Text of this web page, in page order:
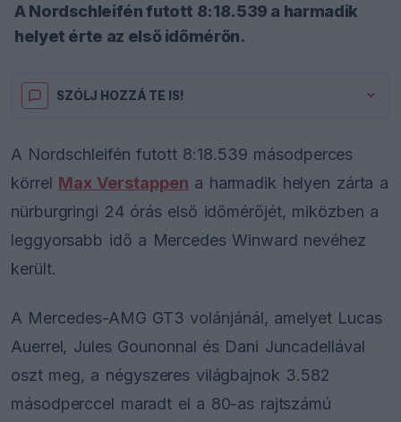
A Nordschleifén futott 8:18.539 a harmadik
helyet érte az első időmérőn.
SZÓLJ HOZZÁ TE IS!
A Nordschleifén futott 8:18.539 másodperces
körrel Max Verstappen a harmadik helyen zárta a
nürburgringi 24 órás első időmérőjét, miközben a
leggyorsabb idő a Mercedes Winward nevéhez
került.
A Mercedes-AMG GT3 volánjánál, amelyet Lucas
Auerrel, Jules Gounonnal és Dani Juncadellával
oszt meg, a négyszeres világbajnok 3.582
másodperccel maradt el a 80-as rajtszámú